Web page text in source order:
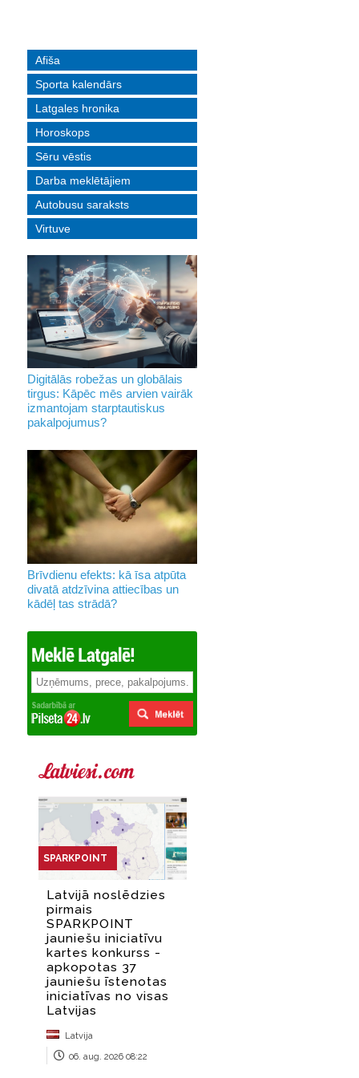
Afiša
Sporta kalendārs
Latgales hronika
Horoskops
Sēru vēstis
Darba meklētājiem
Autobusu saraksts
Virtuve
Digitālās robežas un globālais
tirgus: Kāpēc mēs arvien vairāk
izmantojam starptautiskus
pakalpojumus?
Brīvdienu efekts: kā īsa atpūta
divatā atdzīvina attiecības un
kādēļ tas strādā?